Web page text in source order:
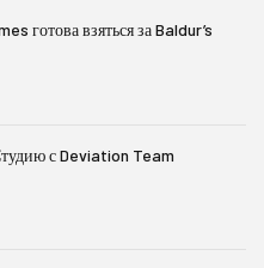
готова взяться за Baldur’s
с Deviation Team